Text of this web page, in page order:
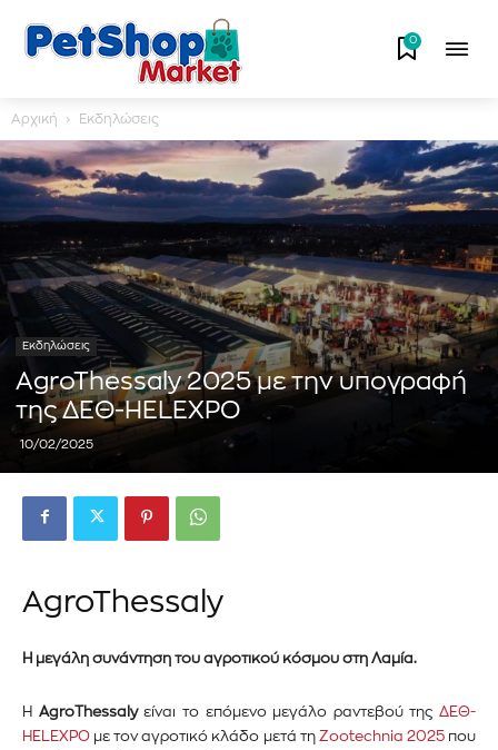
0
Αρχική Εκδηλώσεις
Εκδηλώσεις
AgroThessaly 2025 με την υπογραφή
της ΔΕΘ-HELEXPO
10/02/2025
AgroThessaly
Η μεγάλη συνάντηση του αγροτικού κόσμου στη Λαμία.
Η AgroThessalyείναι το επόμενο μεγάλο ραντεβού της ΔΕΘ-
HELEXPO με τον αγροτικό κλάδο μετά τηZootechnia 2025 που